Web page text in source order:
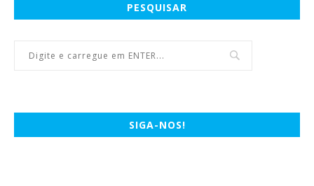
PESQUISAR
SIGA-NOS!